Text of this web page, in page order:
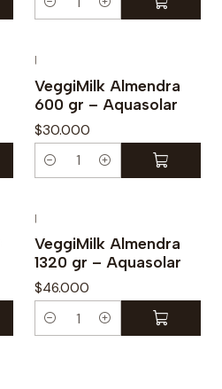
n
t
i
d
d
|
VeggiMilk Almendra
600 gr – Aquasolar
$30.000
n
t
i
d
d
|
VeggiMilk Almendra
1320 gr – Aquasolar
$46.000